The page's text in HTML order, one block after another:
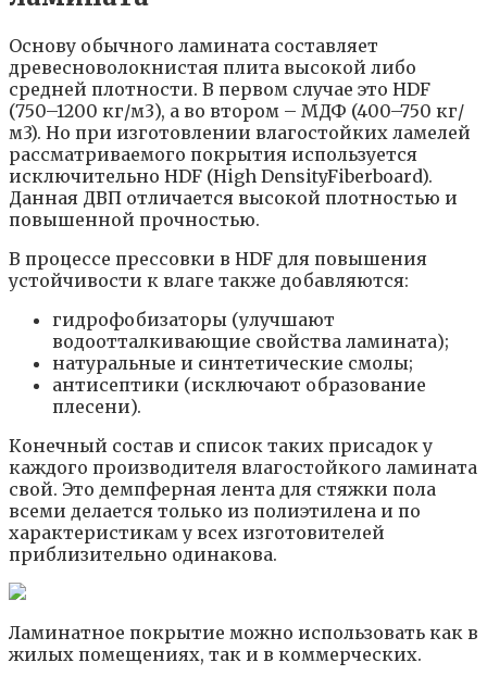
Основу обычного ламината составляет
древесноволокнистая плита высокой либо
средней плотности. В первом случае это HDF
(750–1200 кг/м3), а во втором – МДФ (400–750 кг/
м3). Но при изготовлении влагостойких ламелей
рассматриваемого покрытия используется
исключительно HDF (High DensityFiberboard).
Данная ДВП отличается высокой плотностью и
повышенной прочностью.
В процессе прессовки в HDF для повышения
устойчивости к влаге также добавляются:
гидрофобизаторы (улучшают
водоотталкивающие свойства ламината);
натуральные и синтетические смолы;
антисептики (исключают образование
плесени).
Конечный состав и список таких присадок у
каждого производителя влагостойкого ламината
свой. Это демпферная лента для стяжки пола
всеми делается только из полиэтилена и по
характеристикам у всех изготовителей
приблизительно одинакова.
Ламинатное покрытие можно использовать как в
жилых помещениях, так и в коммерческих.